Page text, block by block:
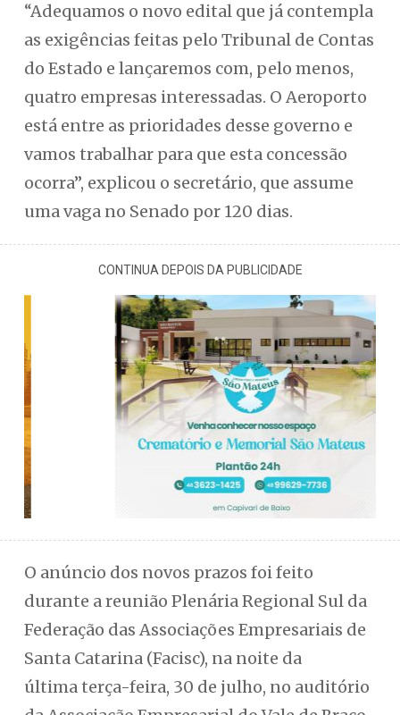
“Adequamos o novo edital que já contempla
as exigências feitas pelo Tribunal de Contas
do Estado e lançaremos com, pelo menos,
quatro empresas interessadas. O Aeroporto
está entre as prioridades desse governo e
vamos trabalhar para que esta concessão
ocorra”, explicou o secretário, que assume
uma vaga no Senado por 120 dias.
CONTINUA DEPOIS DA PUBLICIDADE
O anúncio dos novos prazos foi feito
durante a reunião Plenária Regional Sul da
Federação das Associações Empresariais de
Santa Catarina (Facisc), na noite da
última terça-feira, 30 de julho, no auditório